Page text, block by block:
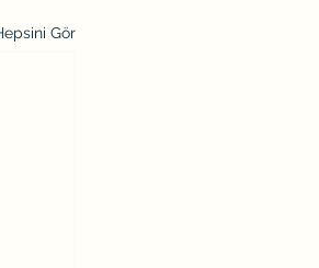
Gör